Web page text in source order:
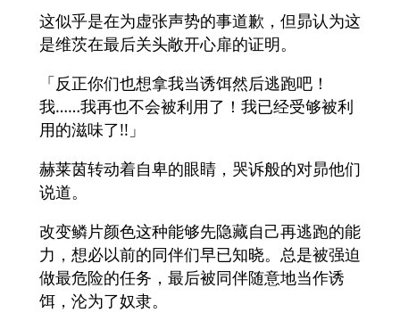
这似乎是在为虚张声势的事道歉，但昴认为这
是维茨在最后关头敞开心扉的证明。
「反正你们也想拿我当诱饵然后逃跑吧！
我……我再也不会被利用了！我已经受够被利
用的滋味了!!」
赫莱茵转动着自卑的眼睛，哭诉般的对昴他们
说道。
改变鳞片颜色这种能够先隐藏自己再逃跑的能
力，想必以前的同伴们早已知晓。总是被强迫
做最危险的任务，最后被同伴随意地当作诱
饵，沦为了奴隶。